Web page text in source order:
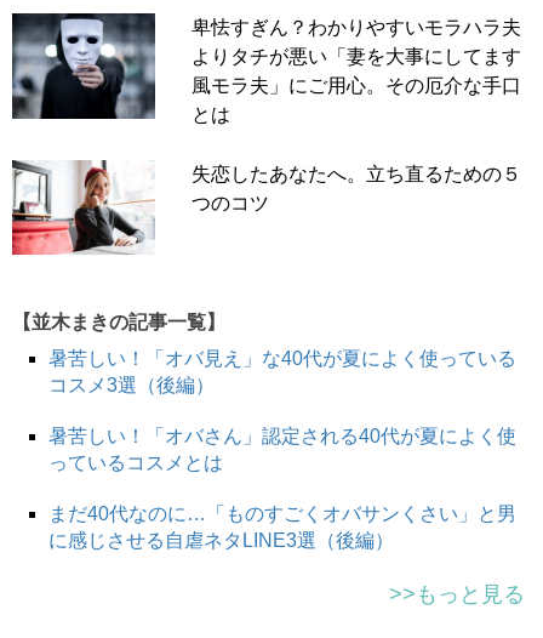
佳代子さん（仮名）は、現在45歳。39歳のときに離婚を
して以来、シングルマザーとしてひとり息子を育てていま
す。
を経て協議離婚をしました。
夫が浮気をしたとかDVをするとかではなかったのです
が、一緒に居ても幸せだと思えなかったことや、価値観が
添い遂げるのは無理』と限界を感じたのが理由です。
当時の私は、とにかく早く自由になりたくて…離婚条件も
さほど交渉せずに、1日も早く離婚をすることを望んでい
していたと話す佳代子さん。
る気もなく、趣味や女友達との旅行を楽しみました」
卑怯すぎん？わかりやすいモラハラ夫
よりタチが悪い「妻を大事にしてます
風モラ夫」にご用心。その厄介な手口
とは
失恋したあなたへ。立ち直るための５
つのコツ
【並木まきの記事一覧】
暑苦しい！「オバ見え」な40代が夏によく使っている
コスメ3選（後編）
暑苦しい！「オバさん」認定される40代が夏によく使
っているコスメとは
まだ40代なのに…「ものすごくオバサンくさい」と男
に感じさせる自虐ネタLINE3選（後編）
>>もっと見る